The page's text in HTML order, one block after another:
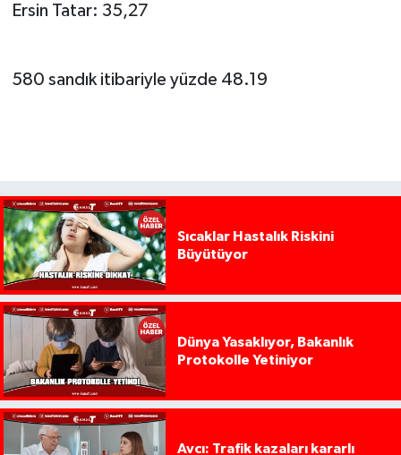
Ersin Tatar: 35,27
580 sandık itibariyle yüzde 48.19
Sıcaklar Hastalık Riskini
Büyütüyor
Dünya Yasaklıyor, Bakanlık
Protokolle Yetiniyor
Avcı: Trafik kazaları kararlı